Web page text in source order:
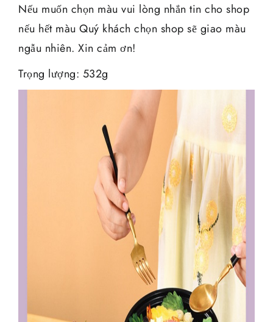
Nếu muốn chọn màu vui lòng nhắn tin cho shop
nếu hết màu Quý khách chọn shop sẽ giao màu
ngẫu nhiên. Xin cảm ơn!
Trọng lượng: 532g